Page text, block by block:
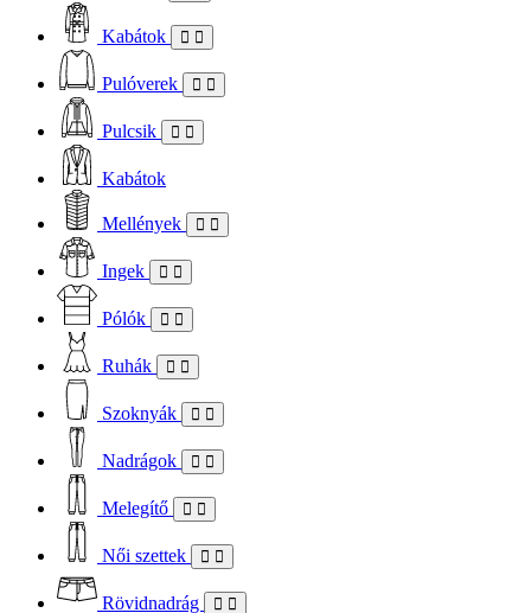
Kabátok
Pulóverek
Pulcsik
Kabátok
Mellények
Ingek
Pólók
Ruhák
Szoknyák
Nadrágok
Melegítő
Női szettek
Rövidnadrág